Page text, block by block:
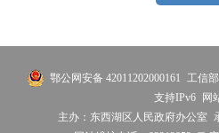
鄂公网安备 42011202000161
工信
支持IPv6 网
主办：东西湖区人民政府办公室